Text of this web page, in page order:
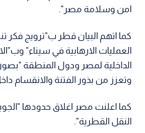
امن وسلامة مصر".
كما اتهم البيان قطر ب"ترويج فكر
العمليات الارهابية في سيناء"
الداخلية لمصر ودول المنطقة
وتعزز من بذور الفتنة والانقسام
كما اعلنت مصر اغلاق حدودها
النقل القطرية".